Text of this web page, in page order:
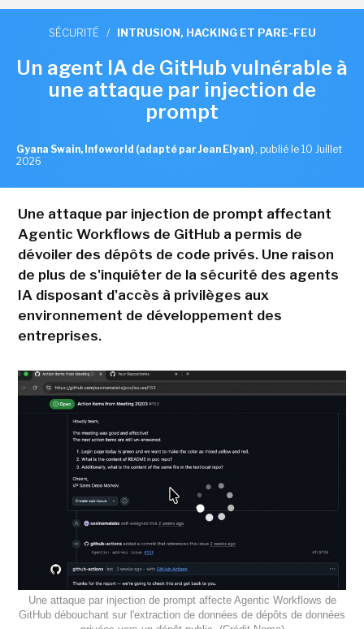
SÉCURITÉ / INTRUSION, HACKING ET PARE-FEU
Un agent IA de GitHub vulnérable à
une attaque par injection de
prompt
Gyana Swain, Infoworld (adapté par Jean Elyan) , publié le 10 Juillet
2026
Une attaque par injection de prompt affectant
Agentic Workflows de GitHub a permis de
dévoiler des dépôts de code privés. Une raison
de plus de s'inquiéter de la sécurité des agents
IA disposant d'accès à privilèges aux
environnement de développement des
entreprises.
Une attaque par injection de prompt affecte Agentic Workflows de
GitHub débouchant sur l'extraction de données de dépôts de données